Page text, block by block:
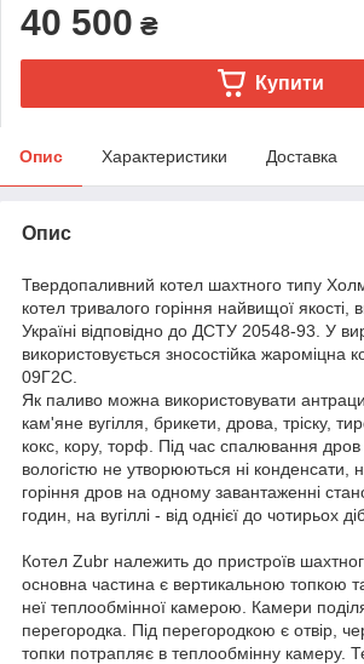
40 500 ₴
Купити
Опис Характеристики Доставка
Опис
Твердопаливний котел шахтного типу
котел тривалого горіння найвищої якості,
Україні відповідно до ДСТУ 20548-93. У
використовується зносостійка жароміцна
09Г2С.
Як паливо можна використовувати
кам'яне вугілля, брикети, дрова, тріску,
кокс, кору, торф. Під час спалювання дров
вологістю не утворюються ні конденсати,
горіння дров на одному завантаженні
годин, на вугіллі - від однієї до чотирьох
Котел Zubr належить до пристроїв
основна частина є вертикальною топкою
неї теплообмінної камерою. Камери
перегородка. Під перегородкою є отвір,
топки потрапляє в теплообмінну камеру.